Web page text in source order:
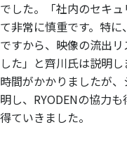
でした。「社内のセキ
て非常に慎重です。特
ですから、映像の流出
した」と齊川氏は説明
時間がかかりましたが
明し、RYODENの協力
得ていきました。